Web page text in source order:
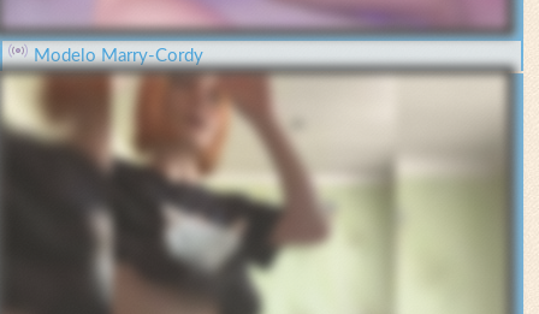
Modelo Marry-Cordy